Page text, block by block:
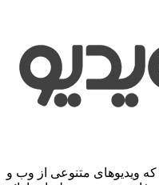
که ویدیوهای متنوعی از وب و